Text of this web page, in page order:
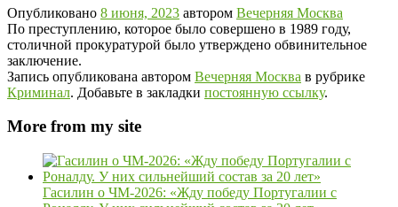
Опубликовано 8 июня, 2023 автором Вечерняя Москва
По преступлению, которое было совершено в 1989 году,
столичной прокуратурой было утверждено обвинительное
заключение.
Запись опубликована автором Вечерняя Москва в рубрике
Криминал. Добавьте в закладки постоянную ссылку.
More from my site
Гасилин о ЧМ-2026: «Жду победу Португалии с